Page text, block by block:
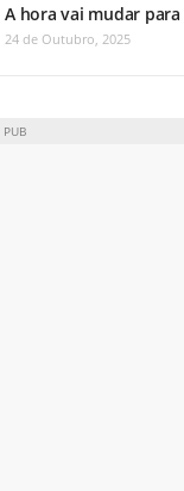
A hora vai mudar
24 de Outubro, 2025
PUB